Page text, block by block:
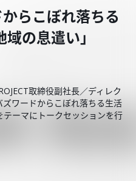
らこぼれ落ちる
の息遣い」
取締役副社長／ディレク
ワードからこぼれ落ちる生活
ーマにトークセッションを行